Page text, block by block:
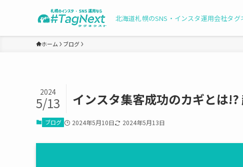
北海道札幌のSNS・インスタ運用会社タグ
ホーム ブログ
インスタ集客成功のカギとは!?
2024
5/13
ブログ 2024年5月10日 2024年5月13日